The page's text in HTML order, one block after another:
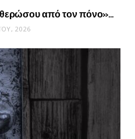
από τον πόνο»…
2026